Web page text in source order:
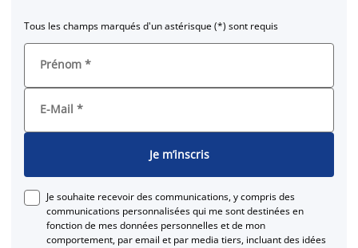
Tous les champs marqués d'un astérisque (*) sont requis
Prénom *
E-Mail *
Je m’inscris
Je souhaite recevoir des communications, y compris des
communications personnalisées qui me sont destinées en
fonction de mes données personnelles et de mon
comportement, par email et par media tiers, incluant des idées